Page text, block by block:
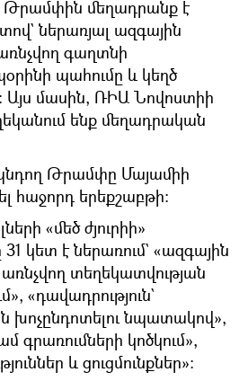
մեղադրանք է
ներառյալ ազգային
գաղտնի
պահումը և կեղծ
Այս մասին, ՌԻԱ Նովոստիի
ենք մեղադրական
պնդող Թրամփը Մայամիի
հաջորդ երեքշաբթի։
«մեծ ժյուրիի»
կետ է ներառում` «ազգային
տեղեկատվության
«դավադրություն`
խոչընդոտելու նպատակով»,
կոծկում»,
և ցուցմունքներ»։